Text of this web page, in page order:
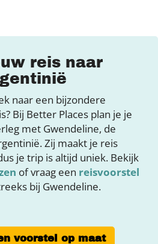
reis naar
naar een bijzondere
Bij Better Places plan je je
met Gwendeline, de
Zij maakt je reis
je trip is altijd uniek. Bekijk
of vraag een reisvoorstel
bij Gwendeline.
voorstel op maat